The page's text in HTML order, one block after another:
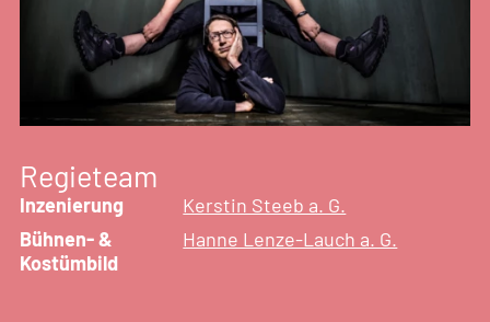
Regieteam
Inzenierung
Kerstin Steeb a. G.
Bühnen- &
Kostümbild
Hanne Lenze-Lauch a. G.